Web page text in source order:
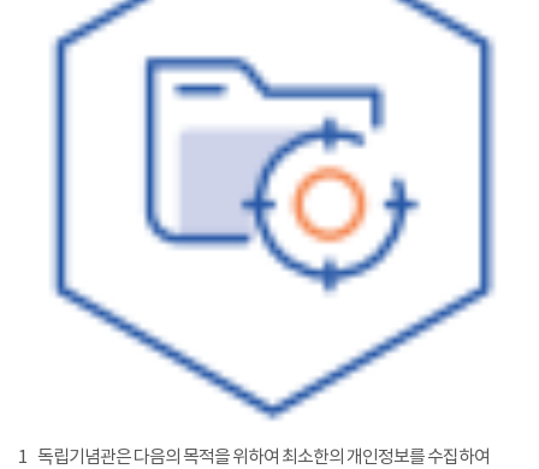
1 독립기념관은 다음의 목적을 위하여 최소한의 개인정보를 수집하여